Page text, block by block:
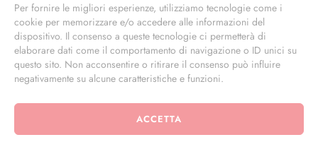
Per fornire le migliori esperienze, utilizziamo tecnologie come i
cookie per memorizzare e/o accedere alle informazioni del
dispositivo. Il consenso a queste tecnologie ci permetterà di
elaborare dati come il comportamento di navigazione o ID unici su
questo sito. Non acconsentire o ritirare il consenso può influire
negativamente su alcune caratteristiche e funzioni.
ACCETTA
info@masterphil.it